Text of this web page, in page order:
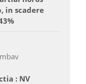
in scadere
: NV